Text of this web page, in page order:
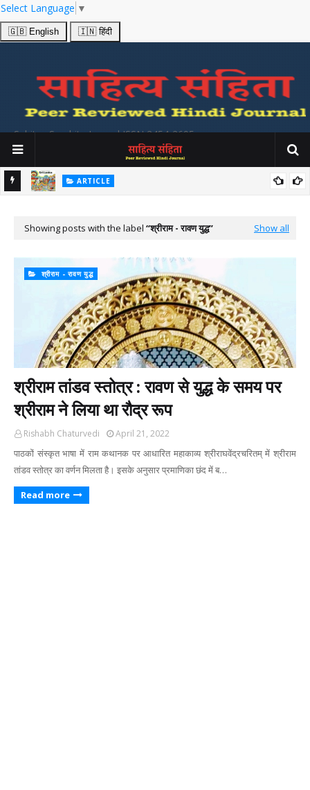
Select Language ▼
🇬🇧 English 🇮🇳 हिंदी
Sahitya Samhita Journal ISSN 2454-2695
ARTICLE
अध्ययन Folk Songs from India and Srilanka
Showing posts with the label श्रीराम - रावण युद्ध Show all
श्रीराम - रावण युद्ध
श्रीराम तांडव स्तोत्र : रावण से युद्ध के समय पर
श्रीराम ने लिया था रौद्र रूप
Rishabh Chaturvedi April 21, 2022
पाठकों संस्कृत भाषा में राम कथानक पर आधारित महाकाव्य श्रीराघवेंद्रचरितम् में श्रीराम
तांडव स्तोत्र का वर्णन मिलता है। इसके अनुसार प्रमाणिका छंद में ब…
Read more